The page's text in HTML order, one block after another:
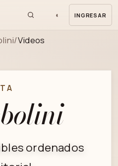
◐ INGRESAR
/Videos
ordenados